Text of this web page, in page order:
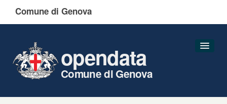
Comune di Genova
opendata
Comune di Genova